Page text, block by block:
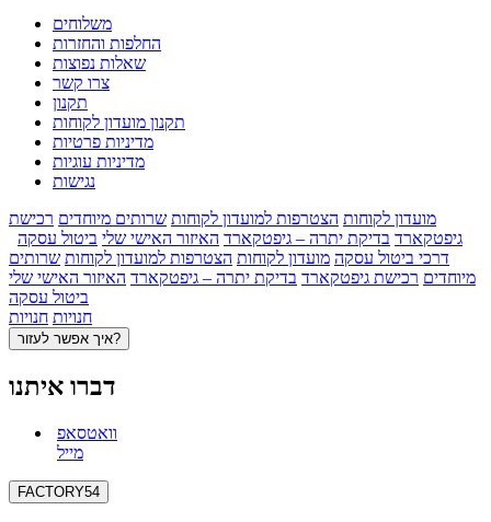
משלוחים
החלפות והחזרות
שאלות נפוצות
צרו קשר
תקנון
תקנון מועדון לקוחות
מדיניות פרטיות
מדיניות עוגיות
נגישות
מועדון לקוחות הצטרפות למועדון לקוחות שרותים מיוחדים רכישת
גיפטקארד בדיקת יתרה – גיפטקארד האיזור האישי שלי ביטול עסקה
דרכי ביטול עסקה מועדון לקוחות הצטרפות למועדון לקוחות שרותים
מיוחדים רכישת גיפטקארד בדיקת יתרה – גיפטקארד האיזור האישי שלי
ביטול עסקה
חנויות חנויות
איך אפשר לעזור?
דברו איתנו
וואטסאפ
מייל
FACTORY54